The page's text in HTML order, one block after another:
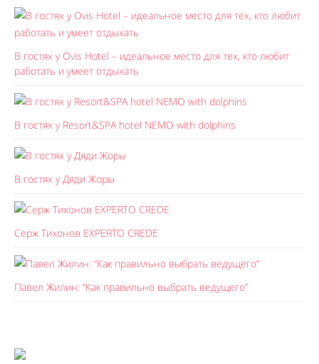
В гостях у Ovis Hotel – идеальное место для тех, кто любит
работать и умеет отдыхать
В гостях у Resort&SPA hotel NEMO with dolphins
В гостях у Дяди Жоры
Серж Тихонов EXPERTO CREDE
Павел Жилин: “Как правильно выбрать ведущего”